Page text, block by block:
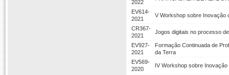
2022
EV614-
2021
V Workshop sobre Inovação
CR367-
2021
Jogos digitais no processo
EV927-
2021
Formação Continuada de
da Terra
EV569-
2020
IV Workshop sobre